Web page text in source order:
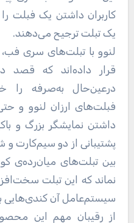
کاربران داشتن یک فبلت
یک تبلت ترجیح می‌دهند.
لنوو با تبلت‌های سری فب،
قرار داده‌اند که قصد
درعین‌حال ‌به‌صرفه را
فبلت‌های ارزان لنوو و
داشتن نمایشگر بزرگ و
بین تبلت‌های میان‌رده‌ی
نماند که این تبلت
سیستم‌عامل آن
از رقیبان مهم این